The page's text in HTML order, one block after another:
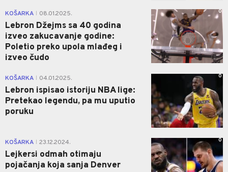
KOŠARKA 08.01.2025.
Lebron Džejms sa 40 godina
izveo zakucavanje godine:
Poletio preko upola mlađeg i
izveo čudo
0
KOŠARKA 04.01.2025.
Lebron ispisao istoriju NBA lige:
Pretekao legendu, pa mu uputio
poruku
0
KOŠARKA 23.12.2024.
Lejkersi odmah otimaju
pojačanja koja sanja Denver
0